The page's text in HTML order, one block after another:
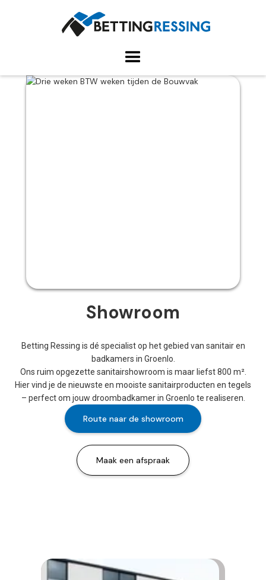
Showroom
Betting Ressing is dé specialist op het gebied van sanitair en
badkamers in Groenlo.
Ons ruim opgezette sanitairshowroom is maar liefst 800 m².
Hier vind je de nieuwste en mooiste sanitairproducten en tegels
– perfect om jouw droombadkamer in Groenlo te realiseren.
Route naar de showroom
Maak een afspraak